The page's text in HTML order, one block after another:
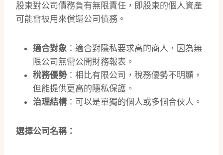
股東對公司債務負有無限責任，即股東的個人資產
可能會被用來償還公司債務。
適合對象 ：適合對隱私要求高的商人，因為無
限公司無需公開財務報表。
稅務優勢：相比有限公司，稅務優勢不明顯，
但能提供更高的隱私保護。
治理結構：可以是單獨的個人或多個合伙人。
選擇公司名稱：